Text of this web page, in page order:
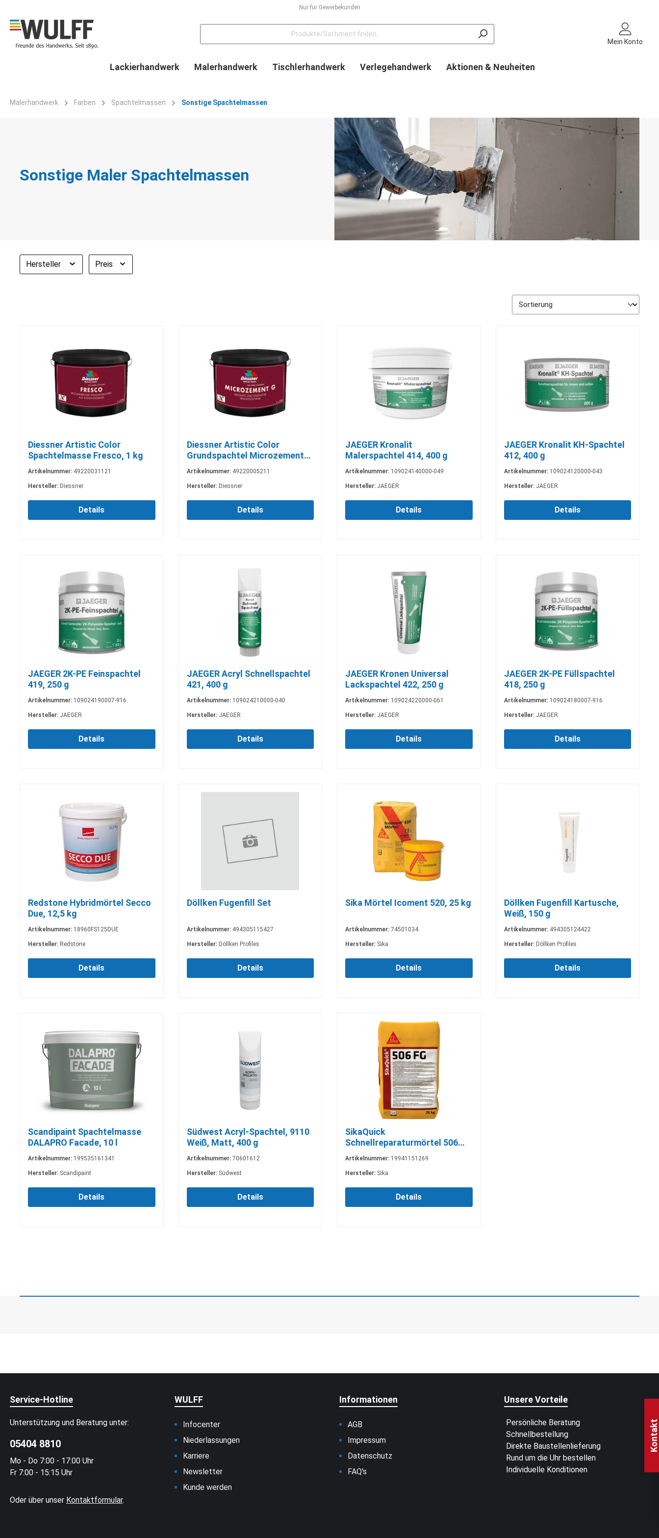
Nur für Gewerbekunden
Mein Konto
Lackierhandwerk Malerhandwerk Tischlerhandwerk Verlegehandwerk Aktionen & Neuheiten
Malerhandwerk Farben Spachtelmassen Sonstige Spachtelmassen
Sonstige Maler Spachtelmassen
Hersteller Preis
Diessner Artistic Color
Spachtelmasse Fresco, 1 kg
Artikelnummer: 49220031121
Hersteller: Diessner
Details
Diessner Artistic Color
Grundspachtel Microzement
Grob, 5 kg
Artikelnummer: 49220005211
Hersteller: Diessner
Details
JAEGER Kronalit
Malerspachtel 414, 400 g
Artikelnummer: 109024140000-049
Hersteller: JAEGER
Details
JAEGER Kronalit KH-Spachtel
412, 400 g
Artikelnummer: 109024120000-043
Hersteller: JAEGER
Details
JAEGER 2K-PE Feinspachtel
419, 250 g
Artikelnummer: 109024190007-916
Hersteller: JAEGER
Details
JAEGER Acryl Schnellspachtel
421, 400 g
Artikelnummer: 109024210000-040
Hersteller: JAEGER
Details
JAEGER Kronen Universal
Lackspachtel 422, 250 g
Artikelnummer: 109024220000-061
Hersteller: JAEGER
Details
JAEGER 2K-PE Füllspachtel
418, 250 g
Artikelnummer: 109024180007-916
Hersteller: JAEGER
Details
Redstone Hybridmörtel Secco
Due, 12,5 kg
Artikelnummer: 18960FS125DUE
Hersteller: Redstone
Details
Döllken Fugenfill Set
Artikelnummer: 494305115427
Hersteller: Döllken Profiles
Details
Sika Mörtel Icoment 520, 25 kg
Artikelnummer: 74501034
Hersteller: Sika
Details
Döllken Fugenfill Kartusche,
Weiß, 150 g
Artikelnummer: 494305124422
Hersteller: Döllken Profiles
Details
Scandipaint Spachtelmasse
DALAPRO Facade, 10 l
Artikelnummer: 199535161341
Hersteller: Scandipaint
Details
Südwest Acryl-Spachtel, 9110
Weiß, Matt, 400 g
Artikelnummer: 70601612
Hersteller: Südwest
Details
SikaQuick
Schnellreparaturmörtel 506
FG, Grau, 25 kg
Artikelnummer: 19941151269
Hersteller: Sika
Details
Service-Hotline
Unterstützung und Beratung unter:
05404 8810
Mo - Do 7:00 - 17:00 Uhr
Fr 7:00 - 15:15 Uhr
Oder über unser Kontaktformular.
WULFF
Infocenter
Niederlassungen
Karriere
Newsletter
Kunde werden
Informationen
AGB
Impressum
Datenschutz
FAQ's
Unsere Vorteile
Persönliche Beratung
Schnellbestellung
Direkte Baustellenlieferung
Rund um die Uhr bestellen
Individuelle Konditionen
Kontakt